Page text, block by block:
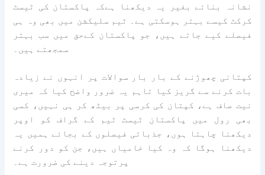
نشانہ بنائے بغیر یہ دیکھنا ہےکہ پاکستان کی ٹیسٹ
کرکٹ کیسے بہتر ہوسکتی ہے۔ ٹیم سلیکشن میں بھی وہ ہی
فیصلے کیے جاتے ہیں، جو پاکستان کےحق میں سب بہتر
سمجھتے ہیں۔
کپتانی چھوڑنے کے بار بار سوالات پر انہوں نے زیادہ
بات کرنے سے گریز کیا تاہم یہ ضرور واضح کیا کہ میری
نیت صاف ہے، کپتان کی کرسی پر بیٹھ کر ہی نہیں، کسی
بھی رول میں پاکستان ٹیسٹ ٹیم کے گراف کو اوپر
دیکھنا چاہتا ہوں، جذباتی فیصلوں کے بجائے ہمیں یہ
دیکھنا ہوگا کہ وہ کیا خامیاں ہیں، جن کو دور کرنے
پرتوجہ دینے کی ضرورت ہے۔